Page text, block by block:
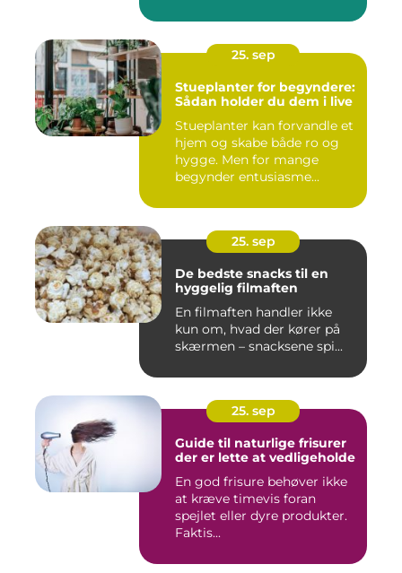
25. sep
Stueplanter for begyndere:
Sådan holder du dem i live
Stueplanter kan forvandle et
hjem og skabe både ro og
hygge. Men for mange
begynder entusiasme...
25. sep
De bedste snacks til en
hyggelig filmaften
En filmaften handler ikke
kun om, hvad der kører på
skærmen – snacksene spi...
25. sep
Guide til naturlige frisurer
der er lette at vedligeholde
En god frisure behøver ikke
at kræve timevis foran
spejlet eller dyre produkter.
Faktis...